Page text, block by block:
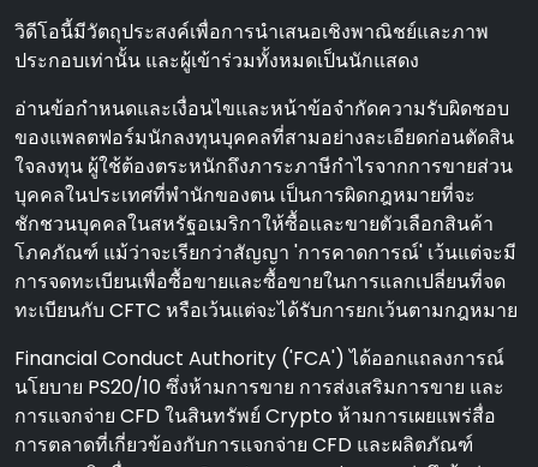
วิดีโอนี้มีวัตถุประสงค์เพื่อการนําเสนอเชิงพาณิชย์และภาพ
ประกอบเท่านั้น และผู้เข้าร่วมทั้งหมดเป็นนักแสดง
อ่านข้อกําหนดและเงื่อนไขและหน้าข้อจํากัดความรับผิดชอบ
ของแพลตฟอร์มนักลงทุนบุคคลที่สามอย่างละเอียดก่อนตัดสิน
ใจลงทุน ผู้ใช้ต้องตระหนักถึงภาระภาษีกําไรจากการขายส่วน
บุคคลในประเทศที่พํานักของตน เป็นการผิดกฎหมายที่จะ
ชักชวนบุคคลในสหรัฐอเมริกาให้ซื้อและขายตัวเลือกสินค้า
โภคภัณฑ์ แม้ว่าจะเรียกว่าสัญญา 'การคาดการณ์' เว้นแต่จะมี
การจดทะเบียนเพื่อซื้อขายและซื้อขายในการแลกเปลี่ยนที่จด
ทะเบียนกับ CFTC หรือเว้นแต่จะได้รับการยกเว้นตามกฎหมาย
Financial Conduct Authority ('FCA') ได้ออกแถลงการณ์
นโยบาย PS20/10 ซึ่งห้ามการขาย การส่งเสริมการขาย และ
การแจกจ่าย CFD ในสินทรัพย์ Crypto ห้ามการเผยแพร่สื่อ
การตลาดที่เกี่ยวข้องกับการแจกจ่าย CFD และผลิตภัณฑ์